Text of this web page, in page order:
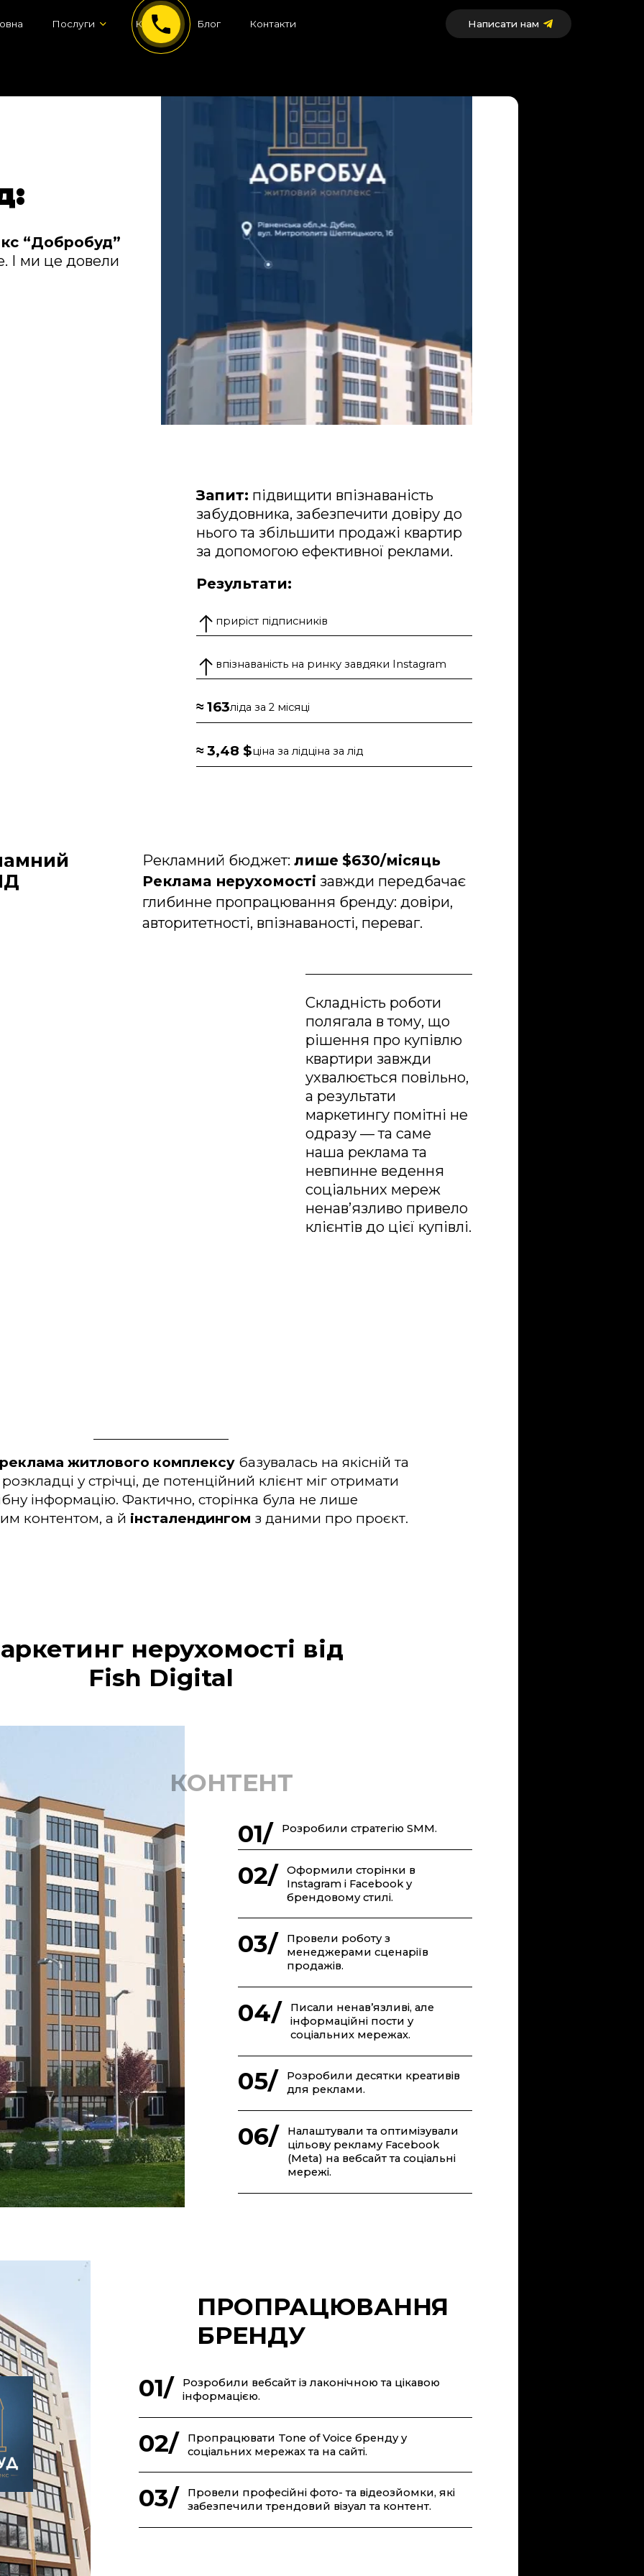
Послуги Кейси Блог Контакти Написати нам
“Добробуд”
І ми це довели
Запит: підвищити впізнаваність
забудовника, забезпечити довіру до
нього та збільшити продажі квартир
за допомогою ефективної реклами.
Результати:
приріст підписників
впізнаваність на ринку завдяки Instagram
≈ 163ліда за 2 місяці
≈ 3,48 $ціна за лідціна за лід
Рекламний бюджет: лише $630/місяць
Реклама нерухомості завжди передбачає
глибинне пропрацювання бренду: довіри,
авторитетності, впізнаваності, переваг.
Складність роботи
полягала в тому, що
рішення про купівлю
квартири завжди
ухвалюється повільно,
а результати
маркетингу помітні не
одразу — та саме
наша реклама та
невпинне ведення
соціальних мереж
ненав’язливо привело
клієнтів до цієї купівлі.
житлового комплексу базувалась на якісній та
у стрічці, де потенційний клієнт міг отримати
інформацію. Фактично, сторінка була не лише
контентом, а й інсталендингом з даними про проєкт.
нерухомості від
Fish Digital
КОНТЕНТ
01/
Розробили стратегію SMM.
02/
Оформили сторінки в
Instagram і Facebook у
брендовому стилі.
03/
Провели роботу з
менеджерами сценаріїв
продажів.
04/
Писали ненав’язливі, але
інформаційні пости у
соціальних мережах.
05/
Розробили десятки креативів
для реклами.
06/
Налаштували та оптимізували
цільову рекламу Facebook
(Meta) на вебсайт та соціальні
мережі.
ПРОПРАЦЮВАННЯ
БРЕНДУ
01/
Розробили вебсайт із лаконічною та цікавою
інформацією.
02/
Пропрацювати Tone of Voice бренду у
соціальних мережах та на сайті.
03/
Провели професійні фото- та відеозйомки, які
забезпечили трендовий візуал та контент.